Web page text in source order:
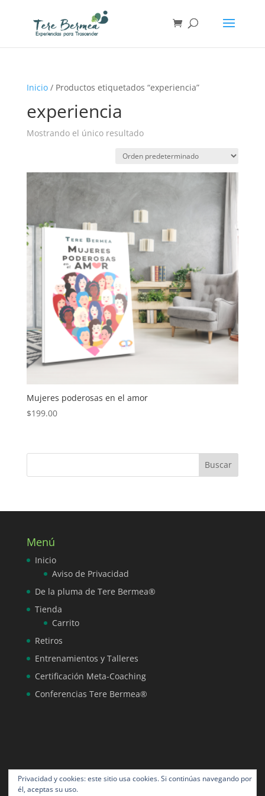
Inicio/ Productos etiquetados “experiencia”
experiencia
Mostrando el único resultado
Mujeres poderosas en el amor
$199.00
Menú
Inicio
Aviso de Privacidad
De la pluma de Tere Bermea®
Tienda
Carrito
Retiros
Entrenamientos y Talleres
Certificación Meta-Coaching
Conferencias Tere Bermea®
Privacidad y cookies: este sitio usa cookies. Si continúas navegando por
él, aceptas su uso.